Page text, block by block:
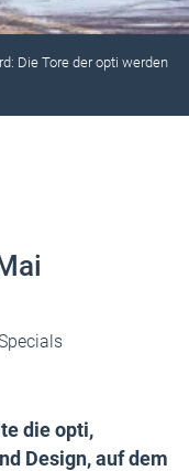
Die Tore der opti werden
die opti,
Design, auf dem